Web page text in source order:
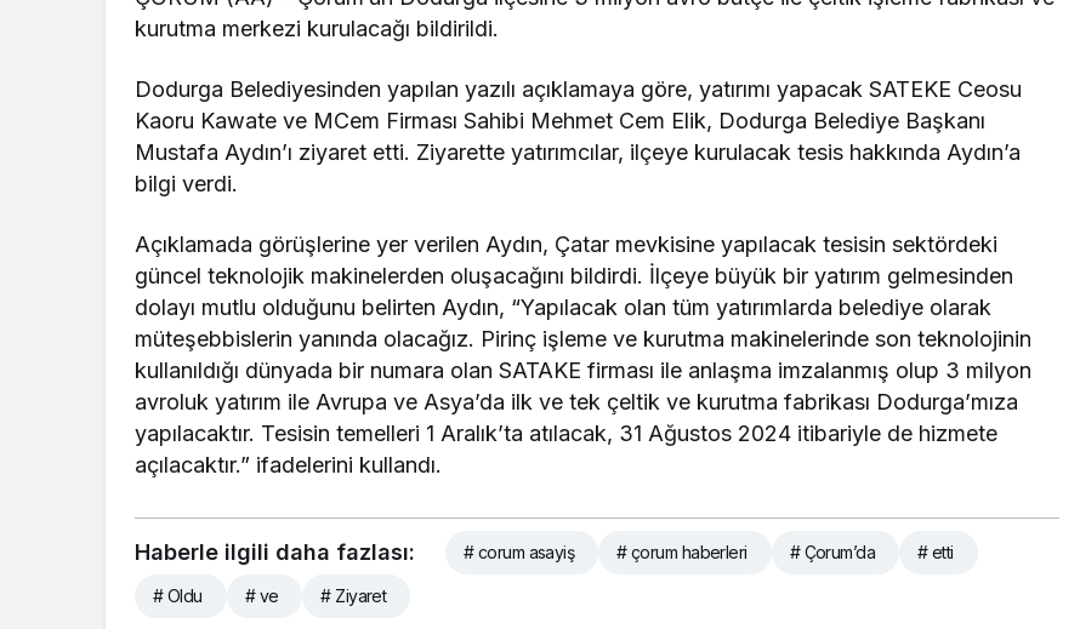
kurutma merkezi kurulacağı bildirildi.
Dodurga Belediyesinden yapılan yazılı açıklamaya göre, yatırımı yapacak SATEKE Ceosu
Kaoru Kawate ve MCem Firması Sahibi Mehmet Cem Elik, Dodurga Belediye Başkanı
Mustafa Aydın’ı ziyaret etti. Ziyarette yatırımcılar, ilçeye kurulacak tesis hakkında Aydın’a
bilgi verdi.
Açıklamada görüşlerine yer verilen Aydın, Çatar mevkisine yapılacak tesisin sektördeki
güncel teknolojik makinelerden oluşacağını bildirdi. İlçeye büyük bir yatırım gelmesinden
dolayı mutlu olduğunu belirten Aydın, “Yapılacak olan tüm yatırımlarda belediye olarak
müteşebbislerin yanında olacağız. Pirinç işleme ve kurutma makinelerinde son teknolojinin
kullanıldığı dünyada bir numara olan SATAKE firması ile anlaşma imzalanmış olup 3 milyon
avroluk yatırım ile Avrupa ve Asya’da ilk ve tek çeltik ve kurutma fabrikası Dodurga’mıza
yapılacaktır. Tesisin temelleri 1 Aralık’ta atılacak, 31 Ağustos 2024 itibariyle de hizmete
açılacaktır.” ifadelerini kullandı.
Haberle ilgili daha fazlası: # corum asayiş # çorum haberleri # Çorum’da # etti
# Oldu # ve # Ziyaret